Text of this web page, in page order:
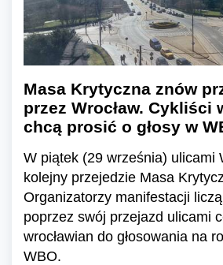
Masa Krytyczna znów
przez Wrocław. Cykliści
chcą prosić o głosy w
W piątek (29 września) ulicami
kolejny przejedzie Masa
Organizatorzy manifestacji
poprzez swój przejazd ulicami
wrocławian do głosowania na
WBO.